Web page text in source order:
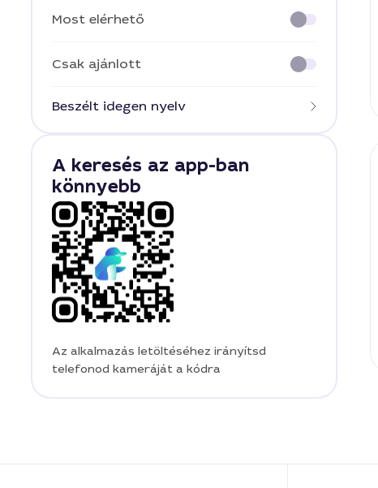
Most elérhető
Csak ajánlott
Beszélt idegen nyelv
A keresés az app-ban
könnyebb
Az alkalmazás letöltéséhez irányítsd
telefonod kameráját a kódra